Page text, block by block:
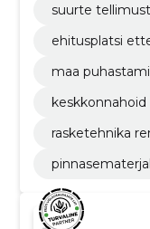
suurte
ehitusplatsi
maa
keskkonnahoid
rasketehnika